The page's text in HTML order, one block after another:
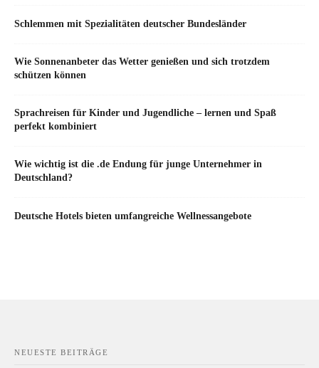
Schlemmen mit Spezialitäten deutscher Bundesländer
Wie Sonnenanbeter das Wetter genießen und sich trotzdem
schützen können
Sprachreisen für Kinder und Jugendliche – lernen und Spaß
perfekt kombiniert
Wie wichtig ist die .de Endung für junge Unternehmer in
Deutschland?
Deutsche Hotels bieten umfangreiche Wellnessangebote
NEUESTE BEITRÄGE